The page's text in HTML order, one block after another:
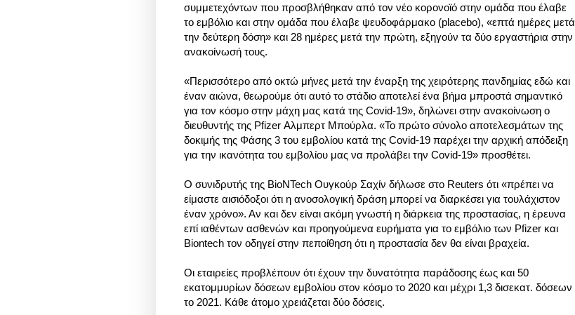
συμμετεχόντων που προσβλήθηκαν από τον νέο κορονοϊό στην ομάδα που έλαβε
το εμβόλιο και στην ομάδα που έλαβε ψευδοφάρμακο (placebo), «επτά ημέρες μετά
την δεύτερη δόση» και 28 ημέρες μετά την πρώτη, εξηγούν τα δύο εργαστήρια στην
ανακοίνωσή τους.
«Περισσότερο από οκτώ μήνες μετά την έναρξη της χειρότερης πανδημίας εδώ και
έναν αιώνα, θεωρούμε ότι αυτό το στάδιο αποτελεί ένα βήμα μπροστά σημαντικό
για τον κόσμο στην μάχη μας κατά της Covid-19», δηλώνει στην ανακοίνωση ο
διευθυντής της Pfizer Αλμπερτ Μπούρλα. «Το πρώτο σύνολο αποτελεσμάτων της
δοκιμής της Φάσης 3 του εμβολίου κατά της Covid-19 παρέχει την αρχική απόδειξη
για την ικανότητα του εμβολίου μας να προλάβει την Covid-19» προσθέτει.
Ο συνιδρυτής της BioNTech Ουγκούρ Σαχίν δήλωσε στο Reuters ότι «πρέπει να
είμαστε αισιόδοξοι ότι η ανοσολογική δράση μπορεί να διαρκέσει για τουλάχιστον
έναν χρόνο». Αν και δεν είναι ακόμη γνωστή η διάρκεια της προστασίας, η έρευνα
επί ιαθέντων ασθενών και προηγούμενα ευρήματα για το εμβόλιο των Pfizer και
Biontech τον οδηγεί στην πεποίθηση ότι η προστασία δεν θα είναι βραχεία.
Οι εταιρείες προβλέπουν ότι έχουν την δυνατότητα παράδοσης έως και 50
εκατομμυρίων δόσεων εμβολίου στον κόσμο το 2020 και μέχρι 1,3 δισεκατ. δόσεων
το 2021. Κάθε άτομο χρειάζεται δύο δόσεις.